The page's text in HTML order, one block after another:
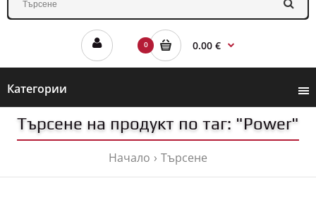
0 0.00 €
Категории
Търсене на продукт по таг: "Power"
Начало Търсене